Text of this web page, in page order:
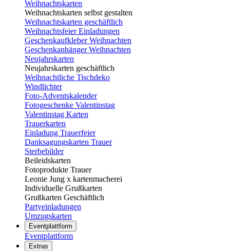
Weihnachtskarten
Weihnachtskarten selbst gestalten
Weihnachtskarten geschäftlich
Weihnachtsfeier Einladungen
Geschenkaufkleber Weihnachten
Geschenkanhänger Weihnachten
Neujahrskarten
Neujahrskarten geschäftlich
Weihnachtliche Tischdeko
Windlichter
Foto-Adventskalender
Fotogeschenke Valentinstag
Valentinstag Karten
Trauerkarten
Einladung Trauerfeier
Danksagungskarten Trauer
Sterbebilder
Beileidskarten
Fotoprodukte Trauer
Leonie Jung x kartenmacherei
Individuelle Grußkarten
Grußkarten Geschäftlich
Partyeinladungen
Umzugskarten
Eventplattform
Eventplattform
Extras